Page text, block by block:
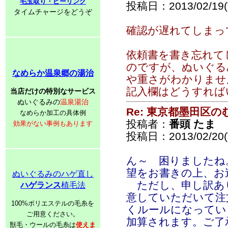
タイムチャージをどうぞ
なめらか温泉郷の湯治
当店だけの特別なサービス
ぬいぐるみの温泉湯治
なめらか加工の具体例
効果がない事例もあります
ぬいぐるみのハゲ直し
ハゲランス植毛法
100%ポリエステルの毛糸を
ご用意ください。
獣毛・ウールの毛糸は使えま
投稿日：2013/02/
確認が遅れてしま
依頼書を書き忘れ
のですが、ぬいぐ
や重さがわかりま
記入欄はどうすれ
Re: 東京都墨田区の
投稿者： 番頭 たま
投稿日：2013/02/
ん～ 困りましたね
望をお書きの上、
ただし、申し訳あ
意していただいて
くルールになって
加算されます。ご